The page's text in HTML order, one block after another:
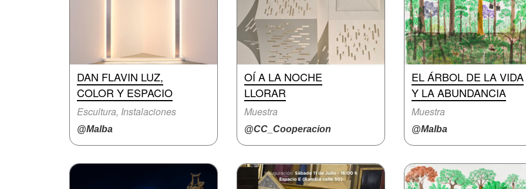
DAN FLAVIN LUZ,
COLOR Y ESPACIO
Escultura, Instalaciones
@Malba
OÍ A LA NOCHE
LLORAR
Muestra
@CC_Cooperacion
EL ÁRBOL DE LA VIDA
Y LA ABUNDANCIA
Muestra
@Malba